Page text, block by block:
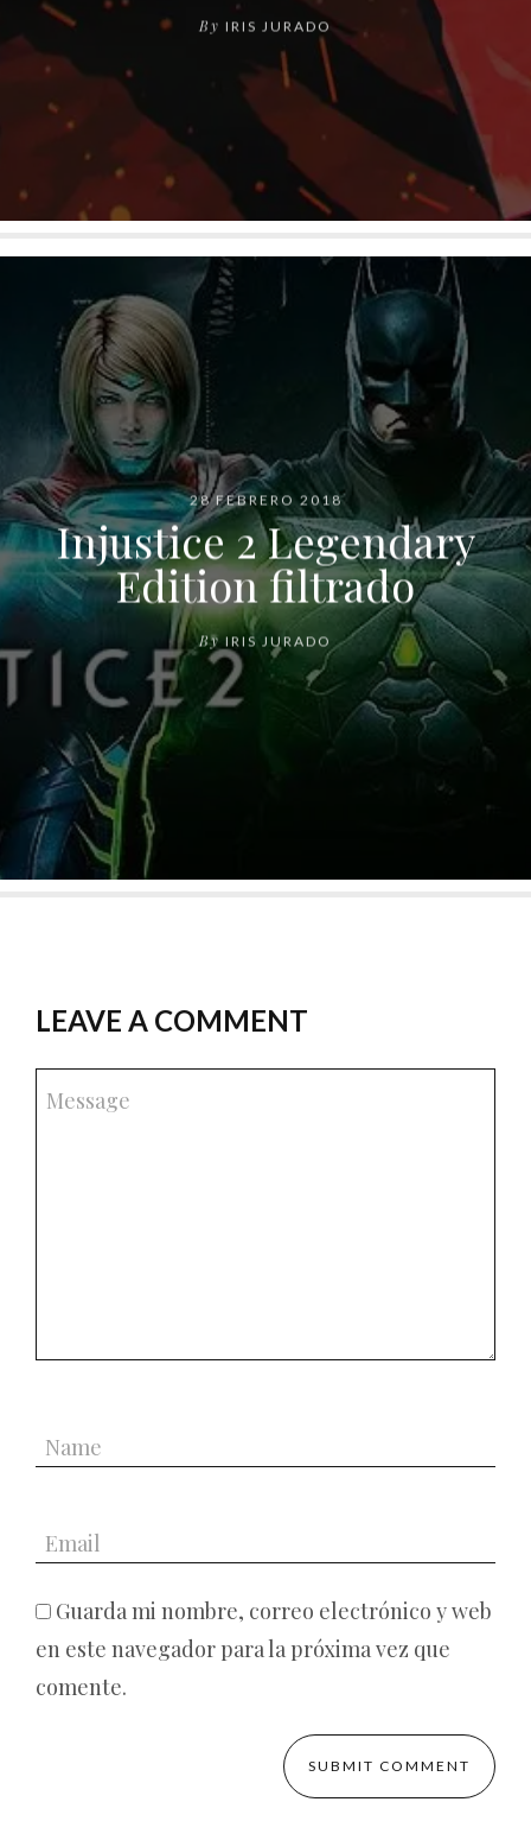
By IRIS JURADO
28 FEBRERO 2018
Injustice 2 Legendary
Edition filtrado
By IRIS JURADO
LEAVE A COMMENT
Guarda mi nombre, correo electrónico y web
en este navegador para la próxima vez que
comente.